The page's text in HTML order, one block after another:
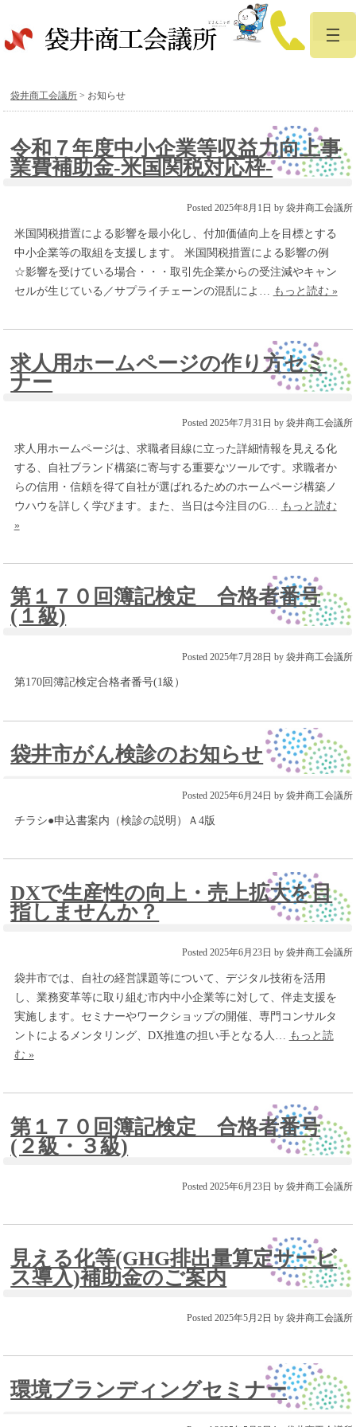
袋井商工会議所 > お知らせ
令和７年度中小企業等収益力向上事
業費補助金-米国関税対応枠-
Posted 2025年8月1日 by 袋井商工会議所
米国関税措置による影響を最小化し、付加価値向上を目標とする
中小企業等の取組を支援します。 米国関税措置による影響の例
☆影響を受けている場合・・・取引先企業からの受注減やキャン
セルが生じている／サプライチェーンの混乱によ…
もっと読む »
求人用ホームページの作り方セミ
ナー
Posted 2025年7月31日 by 袋井商工会議所
求人用ホームページは、求職者目線に立った詳細情報を見える化
する、自社ブランド構築に寄与する重要なツールです。求職者か
らの信用・信頼を得て自社が選ばれるためのホームページ構築ノ
ウハウを詳しく学びます。また、当日は今注目のG…
もっと読む
»
第１７０回簿記検定 合格者番号
(１級)
Posted 2025年7月28日 by 袋井商工会議所
第170回簿記検定合格者番号(1級）
袋井市がん検診のお知らせ
Posted 2025年6月24日 by 袋井商工会議所
チラシ●申込書案内（検診の説明）Ａ4版
DXで生産性の向上・売上拡大を目
指しませんか？
Posted 2025年6月23日 by 袋井商工会議所
袋井市では、自社の経営課題等について、デジタル技術を活用
し、業務変革等に取り組む市内中小企業等に対して、伴走支援を
実施します。セミナーやワークショップの開催、専門コンサルタ
ントによるメンタリング、DX推進の担い手となる人… もっと読
む »
第１７０回簿記検定 合格者番号
(２級・３級)
Posted 2025年6月23日 by 袋井商工会議所
見える化等(GHG排出量算定サービ
ス導入)補助金のご案内
Posted 2025年5月2日 by 袋井商工会議所
環境ブランディングセミナー